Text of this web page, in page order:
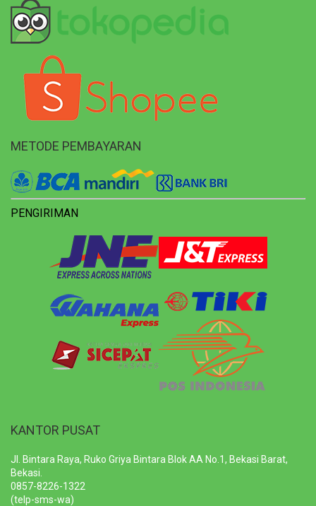
METODE PEMBAYARAN
PENGIRIMAN
KANTOR PUSAT
Jl. Bintara Raya, Ruko Griya Bintara Blok AA No.1, Bekasi Barat,
Bekasi.
0857-8226-1322
(telp-sms-wa)